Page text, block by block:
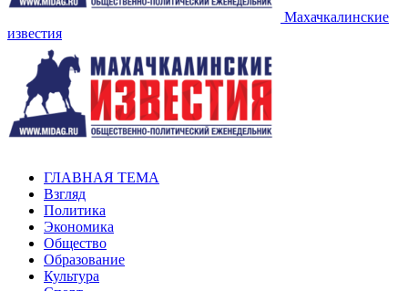
Махачкалинские
известия
ГЛАВНАЯ ТЕМА
Взгляд
Политика
Экономика
Общество
Образование
Культура